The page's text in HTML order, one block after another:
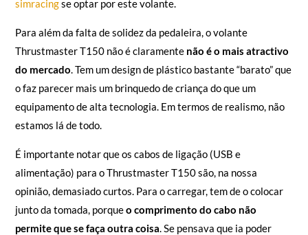
simracingse optar por este volante.
Para além da falta de solidez da pedaleira, o volante
Thrustmaster T150 não é claramente não é o mais atractivo
do mercado. Tem um design de plástico bastante “barato” que
o faz parecer mais um brinquedo de criança do que um
equipamento de alta tecnologia. Em termos de realismo, não
estamos lá de todo.
É importante notar que os cabos de ligação (USB e
alimentação) para o Thrustmaster T150 são, na nossa
opinião, demasiado curtos. Para o carregar, tem de o colocar
junto da tomada, porqueo comprimento do cabo não
permite que se faça outra coisa. Se pensava que ia poder